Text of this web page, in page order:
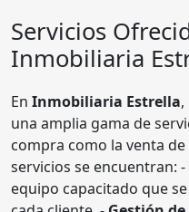
Servicios
Inmobiliaria
En Inmobiliaria Estrella
una amplia gama de
compra como la venta
servicios se encuentran: -
equipo capacitado que